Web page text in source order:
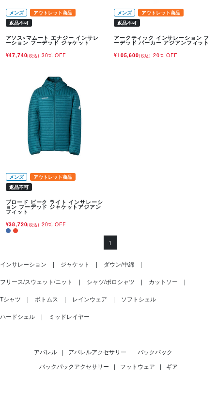
メンズ
アウトレット商品
返品不可
アソス×マムート エナジー インサレ
ーション フーデッド ジャケット
¥47,740(税込) 30% OFF
メンズ
アウトレット商品
返品不可
アークティック インサレーション フ
ーデッド パーカー アジアンフィット
¥105,600(税込) 20% OFF
メンズ
アウトレット商品
返品不可
ブロード ピーク ライト インサレーシ
ョン フーデッド ジャケットアジアン
フィット
¥38,720(税込) 20% OFF
1
インサレーション ジャケット ダウン/中綿
フリース/スウェット/ニット シャツ/ポロシャツ カットソー
Tシャツ ボトムス レインウェア ソフトシェル
ハードシェル ミッドレイヤー
アパレル | アパレルアクセサリー | バックパック
|
バックパックアクセサリー
| フットウェア | ギア